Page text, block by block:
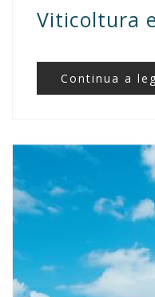
Viticoltura
Continua a